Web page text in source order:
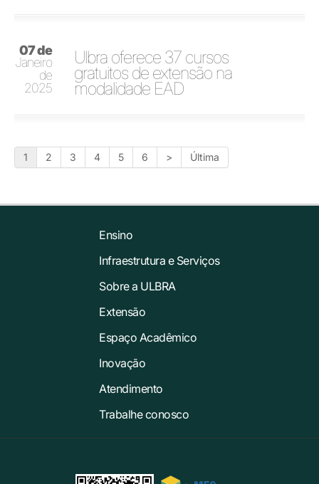
07 de
Janeiro
de
2025
Ulbra oferece 37 cursos
gratuitos de extensão na
modalidade EAD
1 2 3 4 5 6 > Última
Ensino
Infraestrutura e Serviços
Sobre a ULBRA
Extensão
Espaço Acadêmico
Inovação
Atendimento
Trabalhe conosco